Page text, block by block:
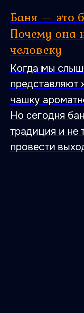
Баня — это
Почему она
человеку
Когда мы
представляют
чашку
Но сегодня
традиция и не
провести